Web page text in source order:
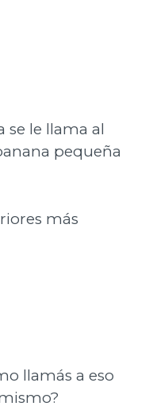
se le llama al
pequeña
más
llamás a eso